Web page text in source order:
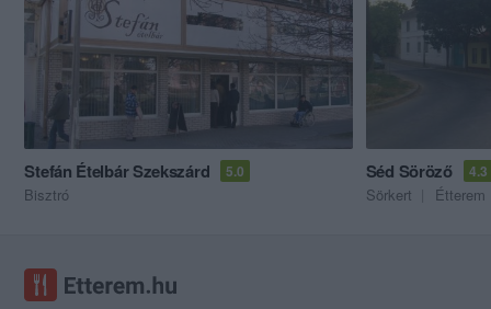
Stefán Ételbár Szekszárd 5.0
Bisztró
Séd Söröző 4.3
Sörkert Étterem